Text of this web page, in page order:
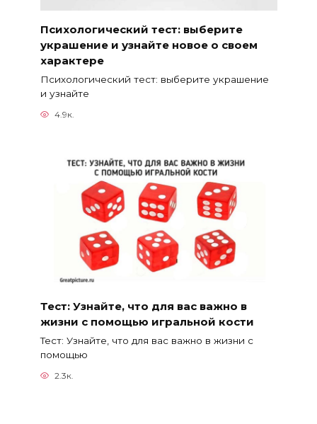
Психологический тест: выберите
украшение и узнайте новое о своем
характере
Психологический тест: выберите украшение
и узнайте
4.9к.
Тест: Узнайте, что для вас важно в
жизни с помощью игральной кости
Тест: Узнайте, что для вас важно в жизни с
помощью
2.3к.